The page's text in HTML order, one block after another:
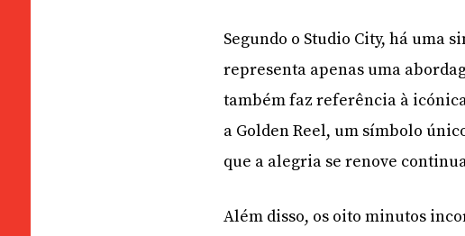
Segundo o Studio City, há uma
representa apenas uma
também faz referência à
a Golden Reel, um símbolo
que a alegria se renove
Além disso, os oito minutos